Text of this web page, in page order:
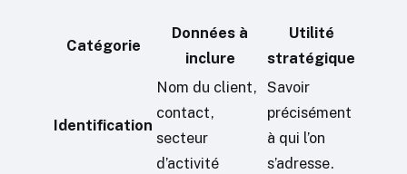
Catégorie
Données à
inclure
Utilité
stratégique
Identification
Nom du client,
contact,
secteur
d’activité
Savoir
précisément
à qui l’on
s’adresse.